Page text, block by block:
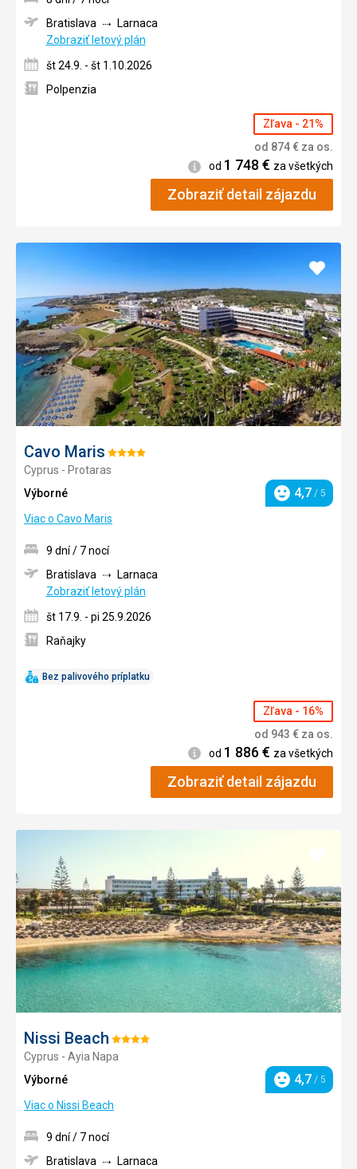
Bratislava
Larnaca
Zobraziť letový plán
št 24.9. - št 1.10.2026
Polpenzia
Zľava - 21%
od 874€ za os.
Informácie
od 1 748 € za všetkých
Zobraziť detail zájazdu
Cavo Maris Hodnotenie:
4/5
Cyprus - Protaras
Výborné
Hodnotenie
4,7 / 5
Viac o Cavo Maris
Pridať
Bez palivového príplatku
9 dní / 7 nocí
Bratislava
Larnaca
Zobraziť letový plán
št 17.9. - pi 25.9.2026
Raňajky
Zľava - 16%
od 943 € za os.
Informácie
od 1 886€ za všetkých
Zobraziť detail zájazdu
Nissi Beach Hodnotenie:
4/5
Cyprus - Ayia Napa
Výborné
Hodnotenie
4,7 / 5
Viac o Nissi Beach
9 dní / 7 nocí
Bratislava
Larnaca